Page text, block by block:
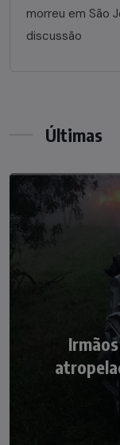
morreu em São
discussão
Últimas
Nádia
palco